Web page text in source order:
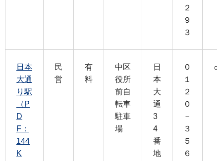
２
９
３
日本
大通
り駅
（P
D
F：
144
K
民
営
有
料
中区
役所
前自
転車
駐車
場
日
本
大
通
3
4
番
地
０
１
２
０
－
３
５
６
○